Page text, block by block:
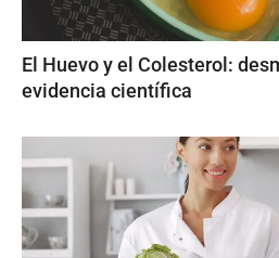
El Huevo y el Colesterol:
evidencia científica